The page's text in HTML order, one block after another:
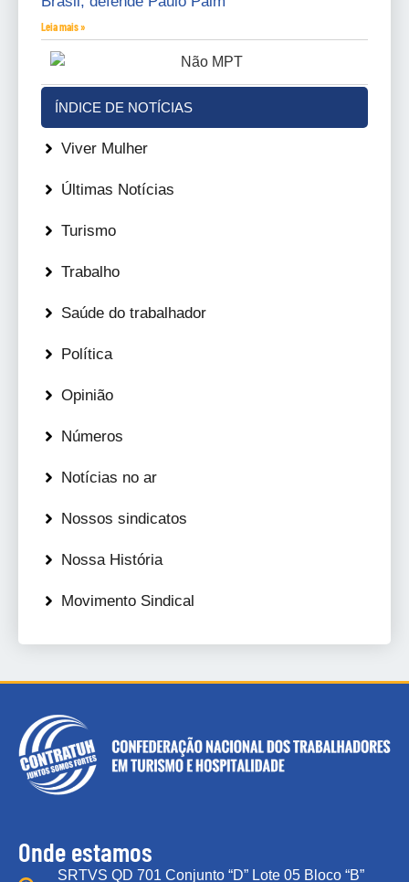
Leia mais »
ÍNDICE DE NOTÍCIAS
Viver Mulher
Últimas Notícias
Turismo
Trabalho
Saúde do trabalhador
Política
Opinião
Números
Notícias no ar
Nossos sindicatos
Nossa História
Movimento Sindical
Onde estamos
SRTVS QD 701 Conjunto “D” Lote 05 Bloco “B”